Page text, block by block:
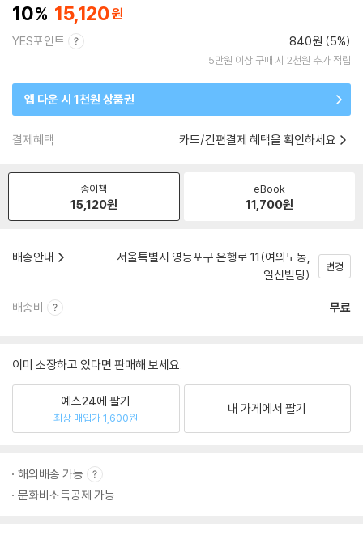
10 15,120
YES포인트 840원 (5%)
5만원 이상 구매 시 2천원 추가 적립
앱 다운 시 1천원 상품권
결제혜택 카드/간편결제 혜택을 확인하세요
종이책
15,120원
eBook
11,700원
배송안내
서울특별시 영등포구 은행로 11(여의도동,
일신빌딩)
변경
배송비 무료
이미 소장하고 있다면 판매해 보세요.
예스24에 팔기
최상 매입가 1,600원
내 가게에서 팔기
해외배송 가능
문화비소득공제 가능